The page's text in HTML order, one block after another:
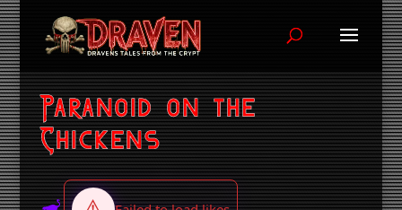
Paranoid on the
Chickens